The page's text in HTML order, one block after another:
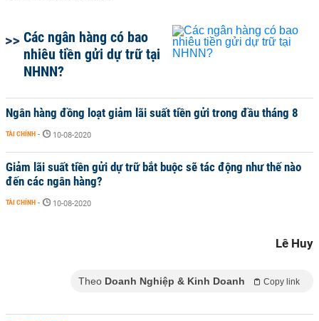
Các ngân hàng có bao
nhiêu tiền gửi dự trữ tại
NHNN?
Ngân hàng đồng loạt giảm lãi suất tiền gửi trong đầu tháng 8
TÀI CHÍNH - 10-08-2020
Giảm lãi suất tiền gửi dự trữ bắt buộc sẽ tác động như thế nào
đến các ngân hàng?
TÀI CHÍNH - 10-08-2020
Lê Huy
Theo Doanh Nghiệp & Kinh Doanh Copy link